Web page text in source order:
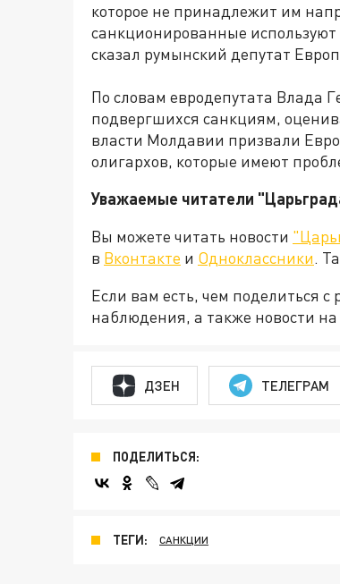
которое не принадлежит им
санкционированные
сказал румынский депутат
По словам евродепутата Влада
подвергшихся санкциям,
власти Молдавии призвали
олигархов, которые имеют
Уважаемые читатели
Вы можете читать новости
в Вконтакте и Одноклассники.
Если вам есть, чем поделиться
наблюдения, а также новости на
ДЗЕН ТЕЛЕГРАМ
ПОДЕЛИТЬСЯ:
ТЕГИ: САНКЦИИ